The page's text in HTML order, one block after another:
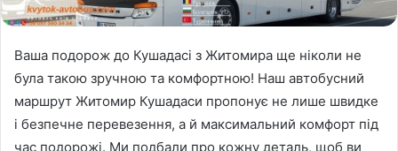
Ваша подорож до Кушадасі з Житомира ще ніколи не
була такою зручною та комфортною! Наш автобусний
маршрут Житомир Кушадаси пропонує не лише швидке
і безпечне перевезення, а й максимальний комфорт під
час подорожі. Ми подбали про кожну деталь, щоб ви